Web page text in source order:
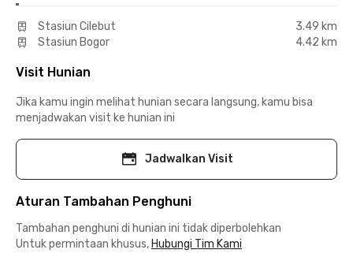
Stasiun Cilebut
3.49 km
Stasiun Bogor
4.42 km
Visit Hunian
Jika kamu ingin melihat hunian secara langsung, kamu bisa
menjadwakan visit ke hunian ini
Jadwalkan Visit
Aturan Tambahan Penghuni
Tambahan penghuni di hunian ini tidak diperbolehkan
Untuk permintaan khusus, Hubungi Tim Kami